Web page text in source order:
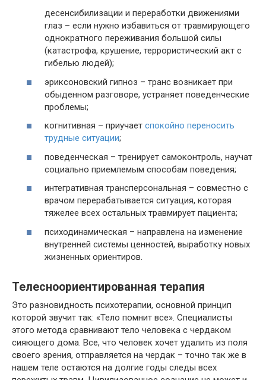
десенсибилизации и переработки движениями
глаз – если нужно избавиться от травмирующего
однократного переживания большой силы
(катастрофа, крушение, террористический акт с
гибелью людей);
эриксоновский гипноз – транс возникает при
обыденном разговоре, устраняет поведенческие
проблемы;
когнитивная – приучает спокойно переносить
трудные ситуации;
поведенческая – тренирует самоконтроль, научат
социально приемлемым способам поведения;
интегративная трансперсональная – совместно с
врачом перерабатывается ситуация, которая
тяжелее всех остальных травмирует пациента;
психодинамическая – направлена на изменение
внутренней системы ценностей, выработку новых
жизненных ориентиров.
Телесноориентированная терапия
Это разновидность психотерапии, основной принцип
которой звучит так: «Тело помнит все». Специалисты
этого метода сравнивают тело человека с чердаком
сияющего дома. Все, что человек хочет удалить из поля
своего зрения, отправляется на чердак – точно так же в
нашем теле остаются на долгие годы следы всех